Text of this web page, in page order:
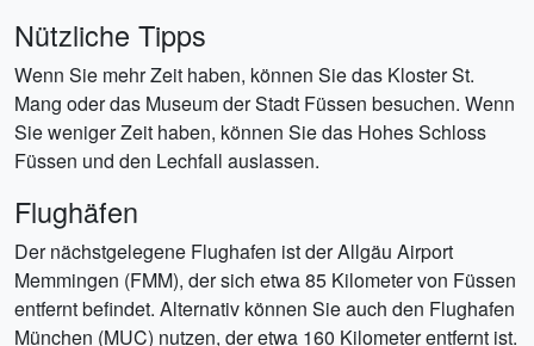
Nützliche Tipps
Wenn Sie mehr Zeit haben, können Sie das Kloster St.
Mang oder das Museum der Stadt Füssen besuchen. Wenn
Sie weniger Zeit haben, können Sie das Hohes Schloss
Füssen und den Lechfall auslassen.
Flughäfen
Der nächstgelegene Flughafen ist der Allgäu Airport
Memmingen (FMM), der sich etwa 85 Kilometer von Füssen
entfernt befindet. Alternativ können Sie auch den Flughafen
München (MUC) nutzen, der etwa 160 Kilometer entfernt ist.